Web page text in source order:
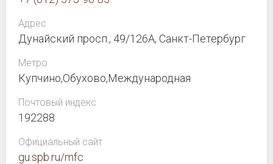
Адрес
Дунайский просп., 49/126А, Санкт-Петербург
Метро
Купчино,Обухово,Международная
Почтовый индекс
192288
Официальный сайт
gu.spb.ru/mfc